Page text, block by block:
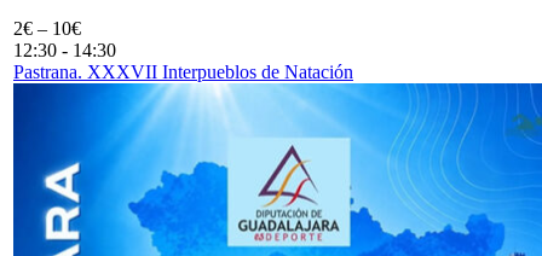
2€ – 10€
12:30 - 14:30
Pastrana. XXXVII Interpueblos de Natación